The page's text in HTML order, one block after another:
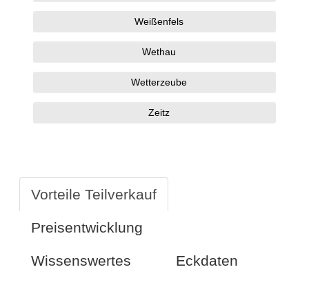
Weißenfels
Wethau
Wetterzeube
Zeitz
Vorteile Teilverkauf
Preisentwicklung
Wissenswertes Eckdaten